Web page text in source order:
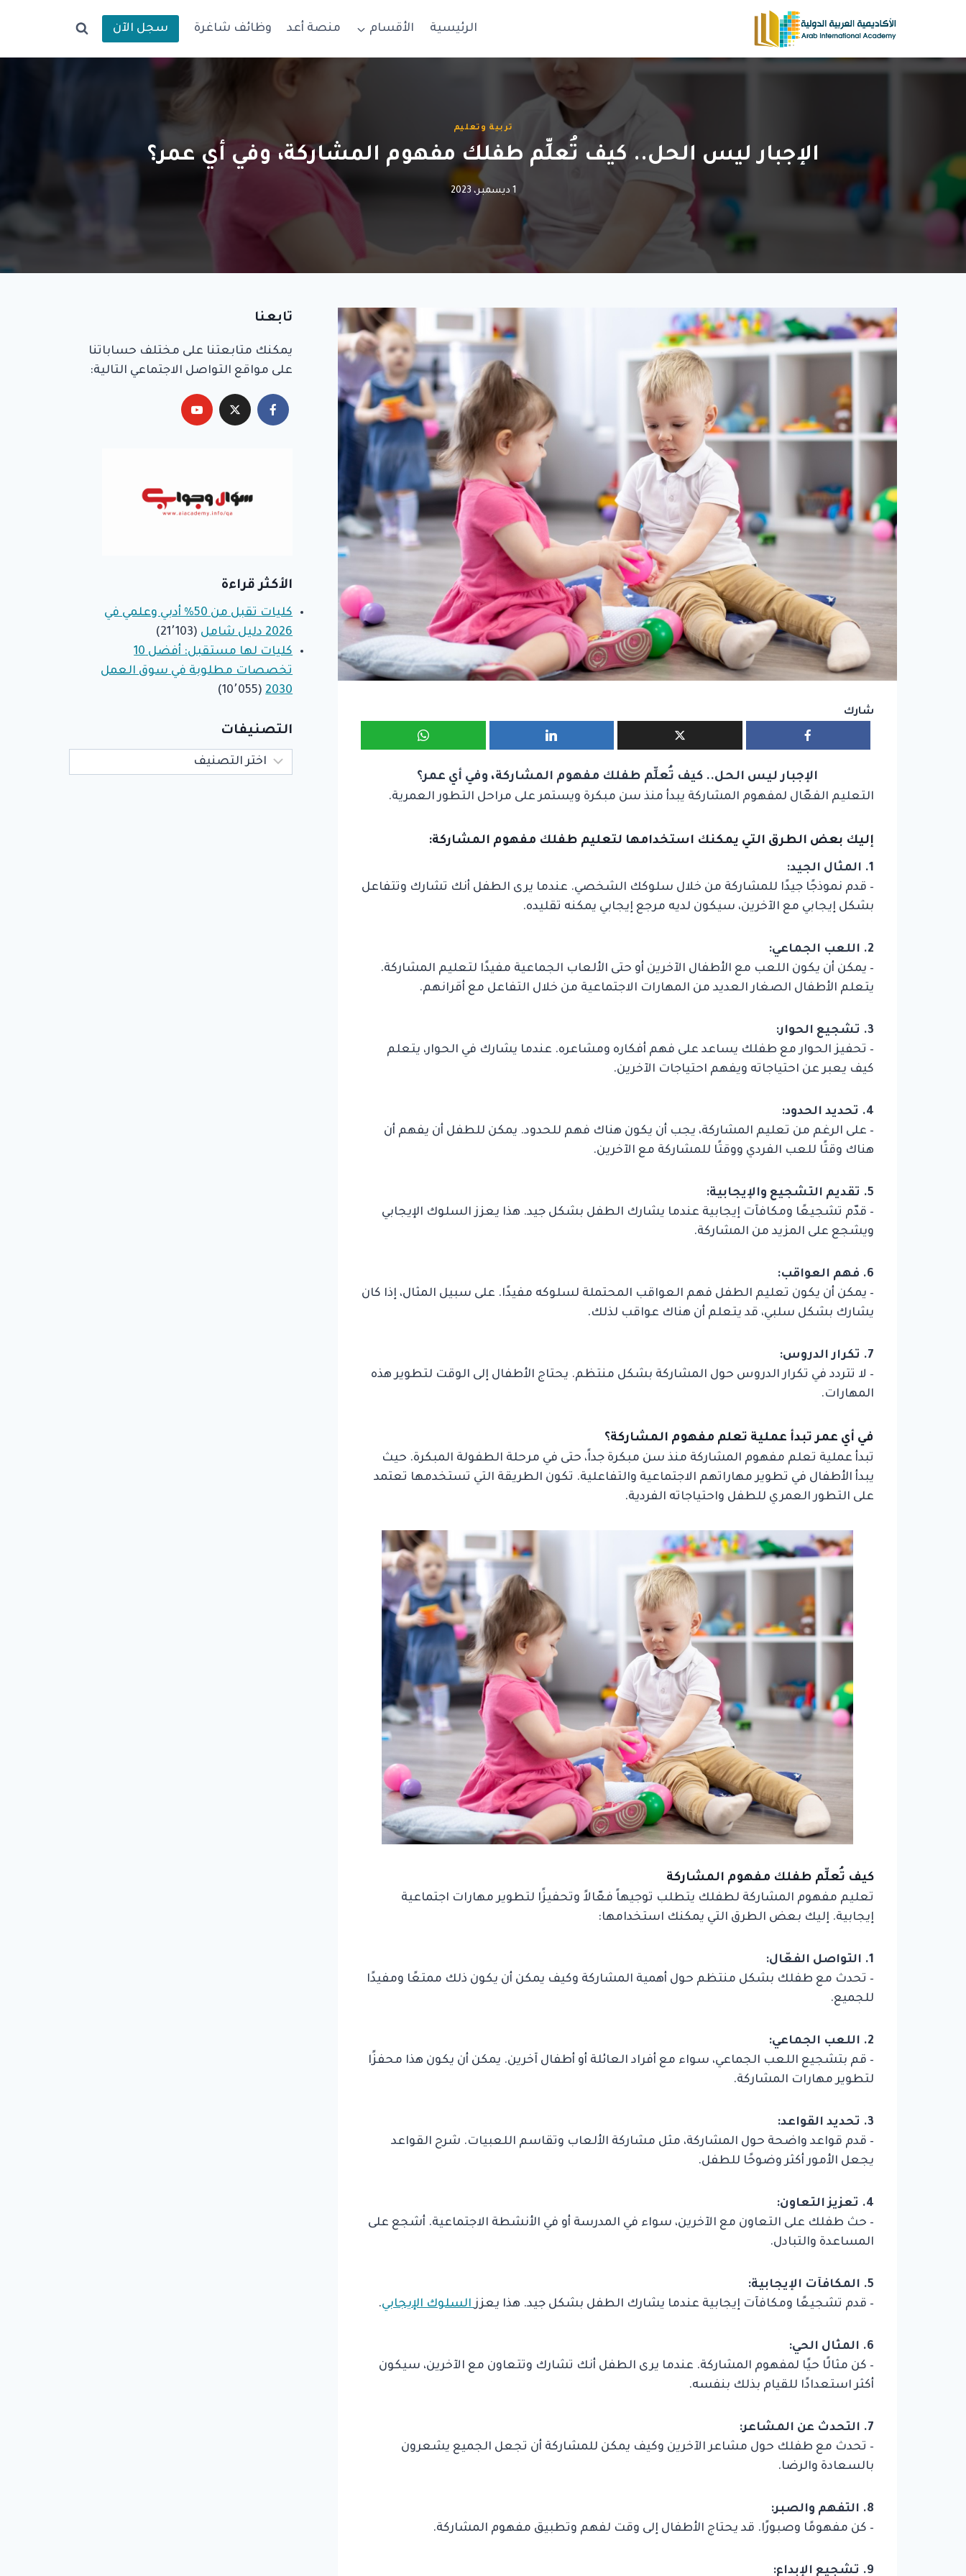
الرئيسية الأقسام منصة أعد وظائف شاغرة سجل الآن
تربية وتعليم
الإجبار ليس الحل.. كيف تُعلِّم طفلك مفهوم المشاركة، وفي أي عمر؟
1 ديسمبر، 2023
شارك
الإجبار ليس الحل.. كيف تُعلِّم طفلك مفهوم المشاركة، وفي أي عمر؟
التعليم الفعّال لمفهوم المشاركة يبدأ منذ سن مبكرة ويستمر على مراحل التطور العمرية.
إليك بعض الطرق التي يمكنك استخدامها لتعليم طفلك مفهوم المشاركة:
1. المثال الجيد:
– قدم نموذجًا جيدًا للمشاركة من خلال سلوكك الشخصي. عندما يرى الطفل أنك تشارك وتتفاعل
بشكل إيجابي مع الآخرين، سيكون لديه مرجع إيجابي يمكنه تقليده.
2. اللعب الجماعي:
– يمكن أن يكون اللعب مع الأطفال الآخرين أو حتى الألعاب الجماعية مفيدًا لتعليم المشاركة.
يتعلم الأطفال الصغار العديد من المهارات الاجتماعية من خلال التفاعل مع أقرانهم.
3. تشجيع الحوار:
– تحفيز الحوار مع طفلك يساعد على فهم أفكاره ومشاعره. عندما يشارك في الحوار، يتعلم
كيف يعبر عن احتياجاته ويفهم احتياجات الآخرين.
4. تحديد الحدود:
– على الرغم من تعليم المشاركة، يجب أن يكون هناك فهم للحدود. يمكن للطفل أن يفهم أن
هناك وقتًا للعب الفردي ووقتًا للمشاركة مع الآخرين.
5. تقديم التشجيع والإيجابية:
– قدّم تشجيعًا ومكافآت إيجابية عندما يشارك الطفل بشكل جيد. هذا يعزز السلوك الإيجابي
ويشجع على المزيد من المشاركة.
6. فهم العواقب:
– يمكن أن يكون تعليم الطفل فهم العواقب المحتملة لسلوكه مفيدًا. على سبيل المثال، إذا كان
يشارك بشكل سلبي، قد يتعلم أن هناك عواقب لذلك.
7. تكرار الدروس:
– لا تتردد في تكرار الدروس حول المشاركة بشكل منتظم. يحتاج الأطفال إلى الوقت لتطوير هذه
المهارات.
في أي عمر تبدأ عملية تعلم مفهوم المشاركة؟
تبدأ عملية تعلم مفهوم المشاركة منذ سن مبكرة جداً، حتى في مرحلة الطفولة المبكرة. حيث
يبدأ الأطفال في تطوير مهاراتهم الاجتماعية والتفاعلية. تكون الطريقة التي تستخدمها تعتمد
على التطور العمري للطفل واحتياجاته الفردية.
كيف تُعلِّم طفلك مفهوم المشاركة
تعليم مفهوم المشاركة لطفلك يتطلب توجيهاً فعّالاً وتحفيزًا لتطوير مهارات اجتماعية
إيجابية. إليك بعض الطرق التي يمكنك استخدامها:
1. التواصل الفعّال:
– تحدث مع طفلك بشكل منتظم حول أهمية المشاركة وكيف يمكن أن يكون ذلك ممتعًا ومفيدًا
للجميع.
2. اللعب الجماعي:
– قم بتشجيع اللعب الجماعي، سواء مع أفراد العائلة أو أطفال آخرين. يمكن أن يكون هذا محفزًا
لتطوير مهارات المشاركة.
3. تحديد القواعد:
– قدم قواعد واضحة حول المشاركة، مثل مشاركة الألعاب وتقاسم اللعبيات. شرح القواعد
يجعل الأمور أكثر وضوحًا للطفل.
4. تعزيز التعاون:
– حث طفلك على التعاون مع الآخرين، سواء في المدرسة أو في الأنشطة الاجتماعية. أشجع على
المساعدة والتبادل.
5. المكافآت الإيجابية:
– قدم تشجيعًا ومكافآت إيجابية عندما يشارك الطفل بشكل جيد. هذا يعززالسلوك الإيجابي.
6. المثال الحي:
– كن مثالًا حيًا لمفهوم المشاركة. عندما يرى الطفل أنك تشارك وتتعاون مع الآخرين، سيكون
أكثر استعدادًا للقيام بذلك بنفسه.
7. التحدث عن المشاعر:
– تحدث مع طفلك حول مشاعر الآخرين وكيف يمكن للمشاركة أن تجعل الجميع يشعرون
بالسعادة والرضا.
8. التفهم والصبر:
– كن مفهومًا وصبورًا. قد يحتاج الأطفال إلى وقت لفهم وتطبيق مفهوم المشاركة.
9. تشجيع الإبداع:
تابعنا
يمكنك متابعتنا على مختلف حساباتنا
على مواقع التواصل الاجتماعي التالية:
الأكثر قراءة
كليات تقبل من 50% أدبي وعلمي في
2026 دليل شامل
(21٬103)
كليات لها مستقبل: أفضل 10
تخصصات مطلوبة في سوق العمل
2030 (10٬055)
التصنيفات
التصنيفات